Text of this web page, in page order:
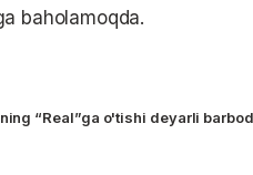
baholamoqda.
“Real”ga o'tishi deyarli